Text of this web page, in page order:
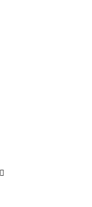
